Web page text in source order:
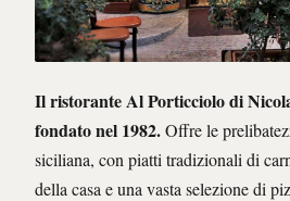
Il ristorante Al Porticciolo di
fondato nel 1982.Offre le
siciliana, con piatti tradizionali di
della casa e una vasta selezione di